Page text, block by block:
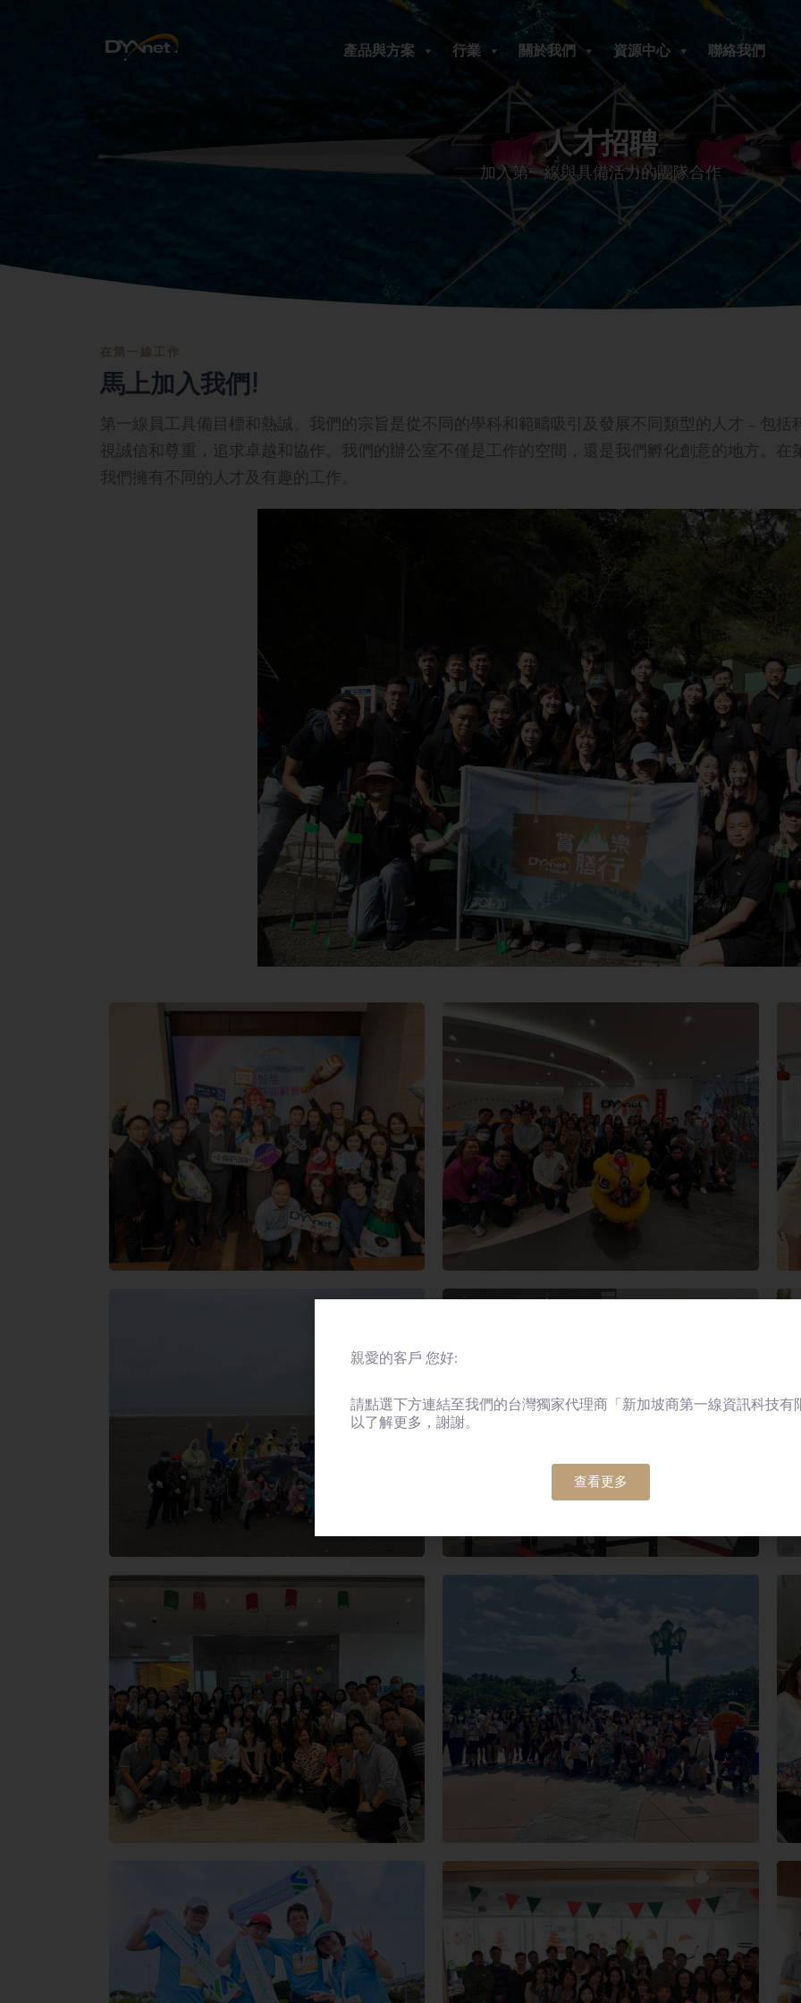
產品與方案 行業 關於我們 資源中心 聯絡我們
人才招聘
加入第一線與具備活力的團隊合作
在第一線工作
馬上加入我們!
第一線員工具備目標和熱誠。我們的宗旨是從不同的學科和範疇吸引及發展不同類型的人才 – 包
視誠信和尊重，追求卓越和協作。我們的辦公室不僅是工作的空間，還是我們孵化創意的地方。
我們擁有不同的人才及有趣的工作。
親愛的客戶 您好:
請點選下方連結至我們的台灣獨家代理商「新加坡商第一線資訊科技有
以了解更多，謝謝。
查看更多